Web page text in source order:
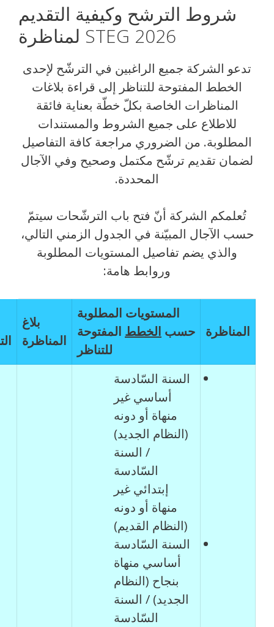
شروط الترشح وكيفية التقديم
لمناظرة STEG 2026
تدعو الشركة جميع الراغبين في الترشّح لإحدى
الخطط المفتوحة للتناظر إلى قراءة بلاغات
المناظرات الخاصة بكلّ خطّة بعناية فائقة
للاطلاع على جميع الشروط والمستندات
المطلوبة. من الضروري مراجعة كافة التفاصيل
لضمان تقديم ترشّح مكتمل وصحيح وفي الآجال
المحددة.
تُعلمكم الشركة أنّ فتح باب الترشّحات سيتمّ
حسب الآجال المبيّنة في الجدول الزمني التالي،
والذي يضم تفاصيل المستويات المطلوبة
وروابط هامة:
المناظرة
المستويات المطلوبة
حسب الخطط المفتوحة
للتناظر
بلاغ
المناظرة
السنة السّادسة
أساسي غير
منهاة أو دونه
(النظام الجديد)
/ السنة
السّادسة
إبتدائي غير
منهاة أو دونه
(النظام القديم)
السنة السّادسة
أساسي منهاة
بنجاح (النظام
الجديد) / السنة
السّادسة